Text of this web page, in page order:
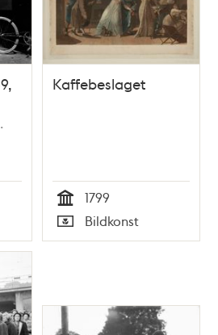
Kaffebeslaget
Tid
1799
Typ
Bildkonst